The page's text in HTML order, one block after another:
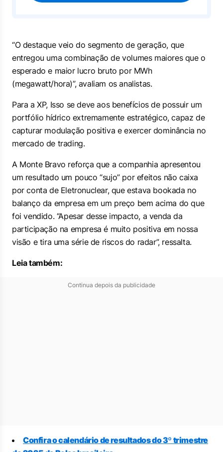
“O destaque veio do segmento de geração, que
entregou uma combinação de volumes maiores que o
esperado e maior lucro bruto por MWh
(megawatt/hora)”, avaliam os analistas.
Para a XP, Isso se deve aos benefícios de possuir um
portfólio hídrico extremamente estratégico, capaz de
capturar modulação positiva e exercer dominância no
mercado de trading.
A Monte Bravo reforça que a companhia apresentou
um resultado um pouco “sujo” por efeitos não caixa
por conta de Eletronuclear, que estava bookada no
balanço da empresa em um preço bem acima do que
foi vendido. “Apesar desse impacto, a venda da
participação na empresa é muito positiva em nossa
visão e tira uma série de riscos do radar”, ressalta.
Leia também:
Continua depois da publicidade
Confira o calendário de resultados do 3º trimestre